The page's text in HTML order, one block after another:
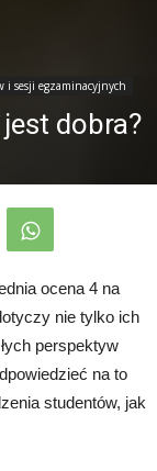
i sesji egzaminacyjnych
dobra?
ocena 4 na
nie tylko ich
perspektyw
na to
studentów, jak